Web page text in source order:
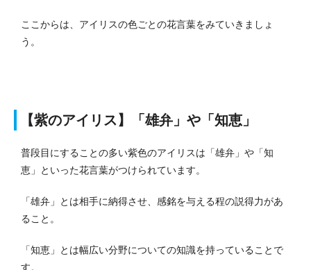
ここからは、アイリスの色ごとの花言葉をみていきましょ
う。
【紫のアイリス】「雄弁」や「知恵」
普段目にすることの多い紫色のアイリスは「雄弁」や「知
恵」といった花言葉がつけられています。
「雄弁」とは相手に納得させ、感銘を与える程の説得力があ
ること。
「知恵」とは幅広い分野についての知識を持っていることで
す。